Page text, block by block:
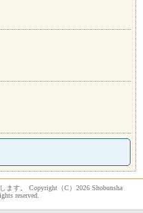
す。 Copyright（C）2026 Shobunsha
reserved.